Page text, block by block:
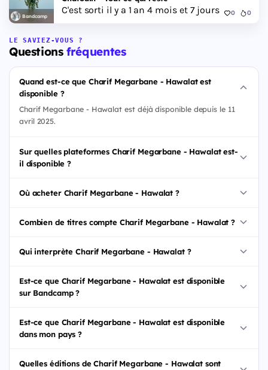
Bandcamp
C'est sorti il y a 1 an 4 mois et 7 jours 0 0
LE SAVIEZ-VOUS ?
Questionsfréquentes
Quand est-ce que Charif Megarbane - Hawalat est
disponible ?
Charif Megarbane - Hawalat est déjà disponible depuis le 11
avril 2025.
Sur quelles plateformes Charif Megarbane - Hawalat est-
il disponible ?
Où acheter Charif Megarbane - Hawalat ?
Combien de titres compte Charif Megarbane - Hawalat ?
Qui interprète Charif Megarbane - Hawalat ?
Est-ce que Charif Megarbane - Hawalat est disponible
sur Bandcamp ?
Est-ce que Charif Megarbane - Hawalat est disponible
dans mon pays ?
Quelles éditions de Charif Megarbane - Hawalat sont